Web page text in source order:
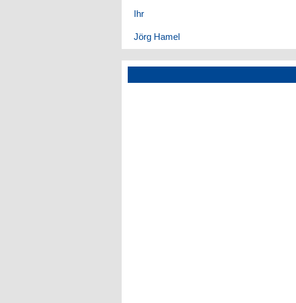
Ihr
Jörg Hamel